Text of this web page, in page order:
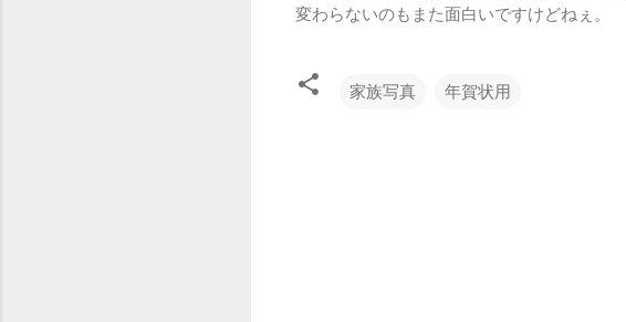
変わらないのもまた面白いですけどねぇ。
家族写真 年賀状用